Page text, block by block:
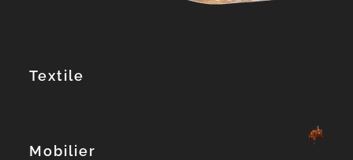
Textile
Mobilier